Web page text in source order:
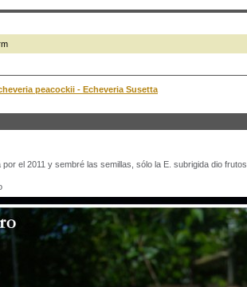
peacockii - Echeveria Susetta
el 2011 y sembré las semillas, sólo la E. subrigida dio frutos.